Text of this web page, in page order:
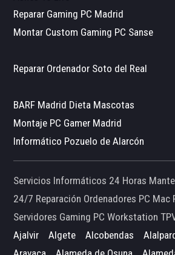
Reparar Gaming PC Madrid
Montar Custom Gaming PC Sanse
Reparar Ordenador Soto del Real
BARF Madrid Dieta Mascotas
Montaje PC Gamer Madrid
Informático Pozuelo de Alarcón
Servicios Informáticos 24 Horas
24/7 Reparación Ordenadores PC Mac
Servidores Gaming PC Workstation
Ajalvir
Algete Alcobendas